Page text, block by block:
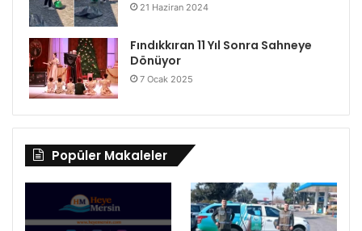
21 Haziran 2024
Fındıkkıran 11 Yıl Sonra Sahneye
Dönüyor
7 Ocak 2025
Popüler Makaleler